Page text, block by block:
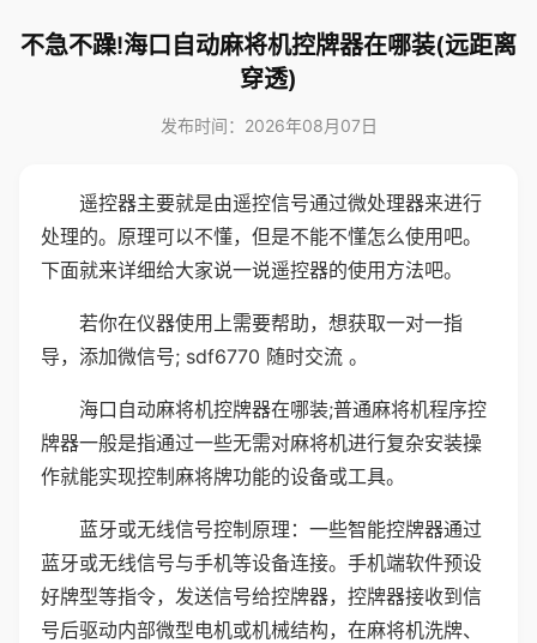
不急不躁!海口自动麻将机控牌器在哪装(远距离
穿透)
发布时间：2026年08月07日
遥控器主要就是由遥控信号通过微处理器来进行
处理的。原理可以不懂，但是不能不懂怎么使用吧。
下面就来详细给大家说一说遥控器的使用方法吧。
若你在仪器使用上需要帮助，想获取一对一指
导，添加微信号; sdf6770 随时交流 。
海口自动麻将机控牌器在哪装;普通麻将机程序控
牌器一般是指通过一些无需对麻将机进行复杂安装操
作就能实现控制麻将牌功能的设备或工具。
蓝牙或无线信号控制原理：一些智能控牌器通过
蓝牙或无线信号与手机等设备连接。手机端软件预设
好牌型等指令，发送信号给控牌器，控牌器接收到信
号后驱动内部微型电机或机械结构，在麻将机洗牌、